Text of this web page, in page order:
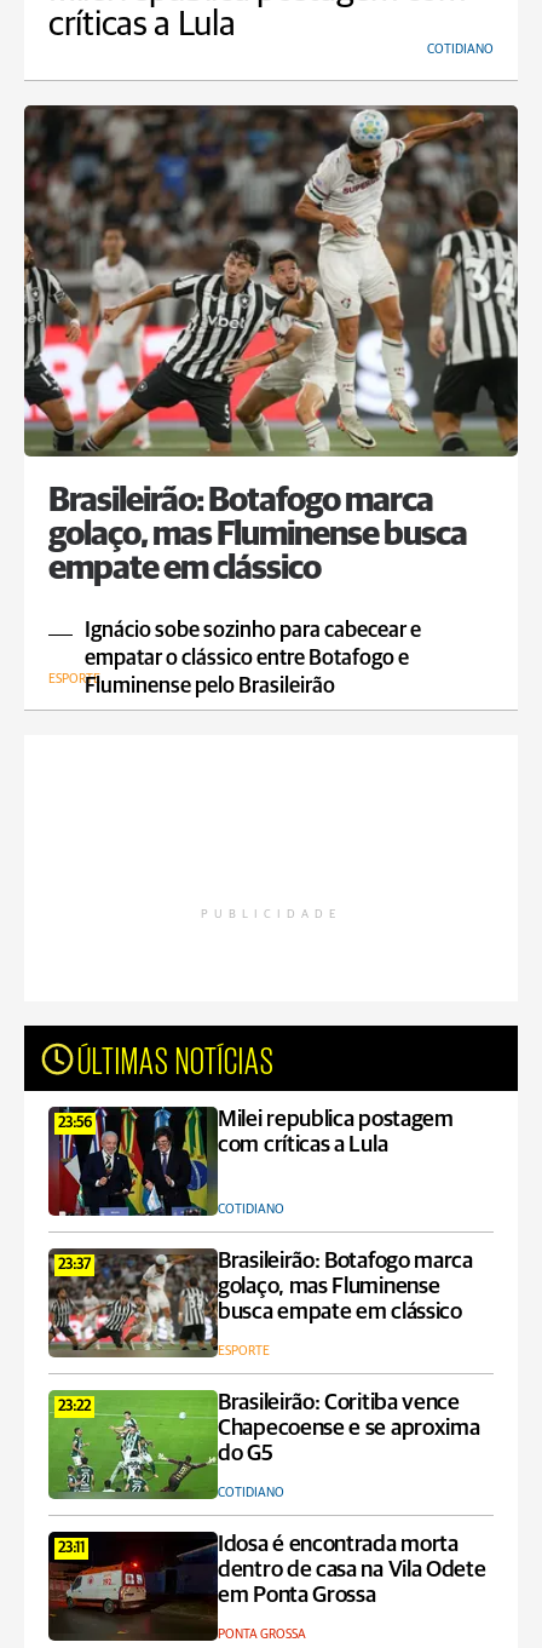
críticas a Lula
COTIDIANO
Brasileirão: Botafogo marca
golaço, mas Fluminense busca
empate em clássico
Ignácio sobe sozinho para cabecear e
empatar o clássico entre Botafogo e
Fluminense pelo Brasileirão
ESPORTE
PUBLICIDADE
ÚLTIMAS NOTÍCIAS
23:56
Milei republica postagem
com críticas a Lula
COTIDIANO
23:37
Brasileirão: Botafogo marca
golaço, mas Fluminense
busca empate em clássico
ESPORTE
23:22
Brasileirão: Coritiba vence
Chapecoense e se aproxima
do G5
COTIDIANO
23:11
Idosa é encontrada morta
dentro de casa na Vila Odete
em Ponta Grossa
PONTA GROSSA